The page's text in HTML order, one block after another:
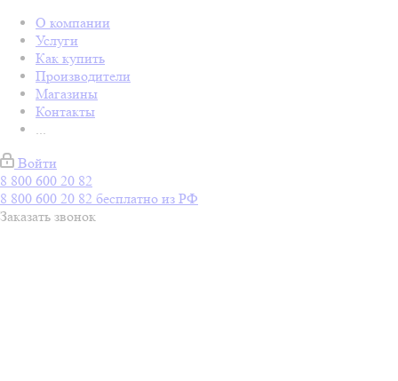
О компании
Услуги
Как купить
Производители
Магазины
Контакты
...
Войти
8 800 600 20 82
8 800 600 20 82 бесплатно из РФ
Заказать звонок